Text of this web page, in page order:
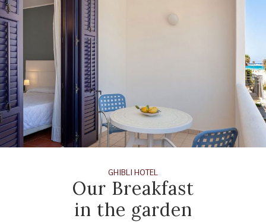
GHIBLI HOTEL
Our Breakfast
in the garden